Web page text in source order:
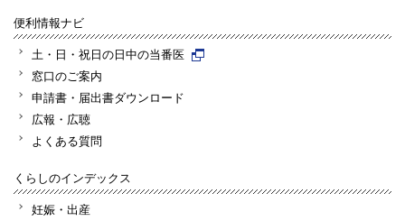
便利情報ナビ
土・日・祝日の日中の当番医
窓口のご案内
申請書・届出書ダウンロード
広報・広聴
よくある質問
くらしのインデックス
妊娠・出産